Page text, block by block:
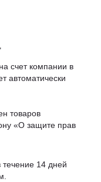
счет компании в
автоматически
товаров
«О защите прав
14 дней